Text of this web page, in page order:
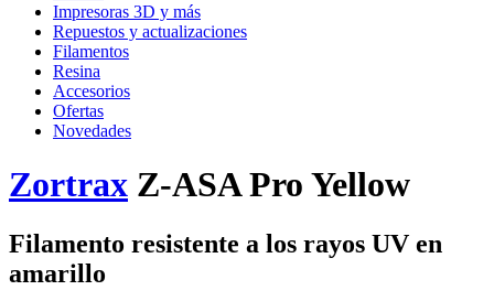
Impresoras 3D y más
Repuestos y actualizaciones
Filamentos
Resina
Accesorios
Ofertas
Novedades
Zortrax Z-ASA Pro Yellow
Filamento resistente a los rayos UV en
amarillo